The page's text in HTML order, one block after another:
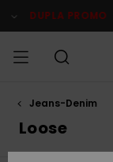
da
produtos
DUPLA PROMO
HOMEM
MENINO
Jeans-Denim
Loose